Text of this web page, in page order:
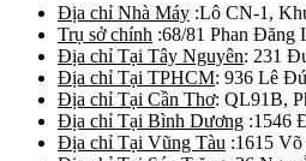
Địa chỉ Nhà Máy :Lô CN-1,
Trụ sở chính :68/81 Phan Đăng
Địa chỉ Tại Tây Nguyên: 231
Địa chỉ Tại TPHCM: 936 Lê
Địa chỉ Tại Cần Thơ: QL91B,
Địa chỉ Tại Bình Dương :1546
Địa chỉ Tại Vũng Tàu :1615